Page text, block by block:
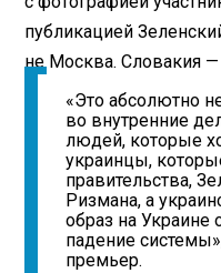
публикацией
не Москва. Словакия —
«Это абсолютно
во внутренние
людей, которые
украинцы,
правительства,
Ризмана, а
образ на Украине
падение
премьер.